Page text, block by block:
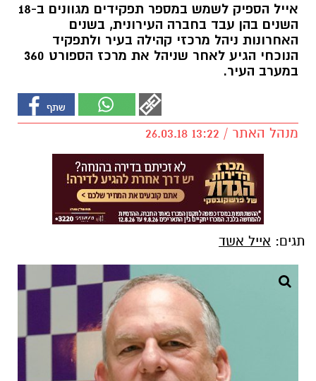
אייל הספיק לשמש במספר תפקידים מגוונים ב-18
השנים בהן עבד בחברה העירונית, בשנים
האחרונות ניהל מרכזי קהילה בעיר ולתפקיד
הנוכחי הגיע לאחר שניהל את מרכז הספורט 360
במערב העיר.
מנהל האתר / 13:22 26.03.18
תגים: אייל אשד